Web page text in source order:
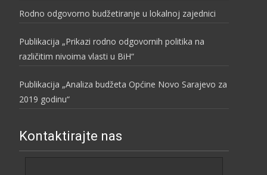
Rodno odgovorno budžetiranje u lokalnoj zajednici
Publikacija „Prikazi rodno odgovornih politika na
različitim nivoima vlasti u BiH“
Publikacija „Analiza budžeta Općine Novo Sarajevo za
2019 godinu“
Kontaktirajte nas